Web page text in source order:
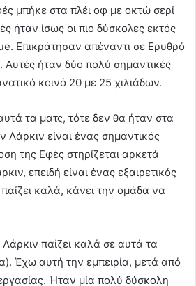
μπήκε στα πλέι οφ με οκτώ σερί
ήταν ίσως οι πιο δύσκολες εκτός
Επικράτησαν απέναντι σε Ερυθρό
Αυτές ήταν δύο πολύ σημαντικές
κοινό 20 με 25 χιλιάδων.
τα ματς, τότε δεν θα ήταν στα
Λάρκιν είναι ένας σημαντικός
της Εφές στηρίζεται αρκετά
επειδή είναι ένας εξαιρετικός
καλά, κάνει την ομάδα να
παίζει καλά σε αυτά τα
Έχω αυτή την εμπειρία, μετά από
Ήταν μία πολύ δύσκολη